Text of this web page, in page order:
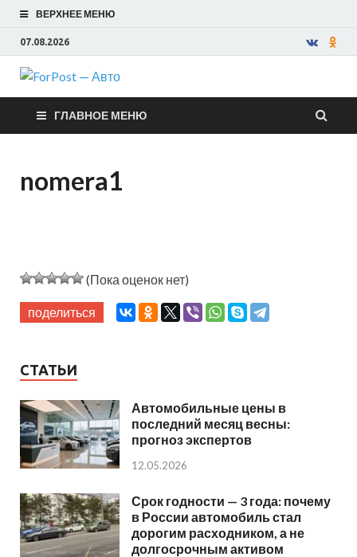
ВЕРХНЕЕ МЕНЮ
07.08.2026
ForPost —
Авто
ГЛАВНОЕ МЕНЮ
nomera1
(Пока оценок нет)
поделиться
СТАТЬИ
Автомобильные цены в
последний месяц весны:
прогноз экспертов
12.05.2026
Срок годности — 3 года: почему
в России автомобиль стал
дорогим расходником, а не
долгосрочным активом